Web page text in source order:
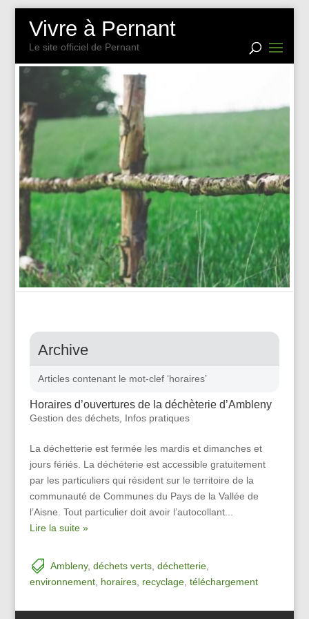
Vivre à Pernant
Le site officiel de Pernant
Archive
Articles contenant le mot-clef ‘horaires’
Horaires d’ouvertures de la déchèterie d’Ambleny
Gestion des déchets, Infos pratiques
La déchetterie est fermée les mardis et dimanches et
jours fériés. La déchéterie est accessible gratuitement
par les particuliers qui résident sur le territoire de la
communauté de Communes du Pays de la Vallée de
l’Aisne. Tout particulier doit avoir l’autocollant...
Lire la suite »
Ambleny, déchets verts, déchetterie,
environnement, horaires, recyclage, téléchargement